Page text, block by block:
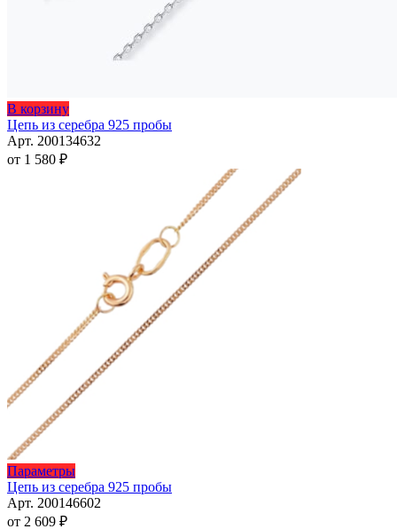
В корзинуЭтот
товар
имеет
Цепь из серебра 925 пробы
Арт. 200134632
от 1 580 ₽
ПараметрыЭтот
товар
имеет
Цепь из серебра 925 пробы
Арт. 200146602
от 2 609 ₽